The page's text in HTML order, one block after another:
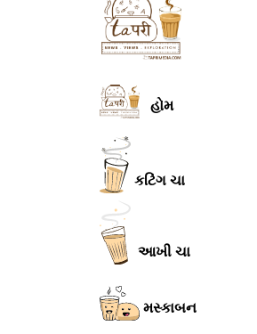
હોમ
કટિંગ ચા
આખી ચા
મસ્કાબન